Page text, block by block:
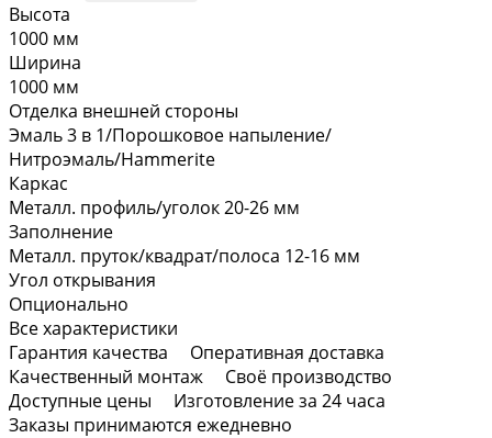
Высота
1000 мм
Ширина
1000 мм
Отделка внешней стороны
Эмаль 3 в 1/Порошковое напыление/
Нитроэмаль/Hammerite
Каркас
Металл. профиль/уголок 20-26 мм
Заполнение
Металл. пруток/квадрат/полоса 12-16 мм
Угол открывания
Опционально
Все характеристики
Гарантия качества
Оперативная доставка
Качественный монтаж
Своё производство
Доступные цены
Изготовление за 24 часа
Заказы принимаются ежедневно